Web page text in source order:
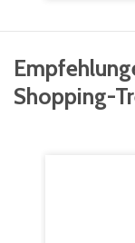
Shopping-